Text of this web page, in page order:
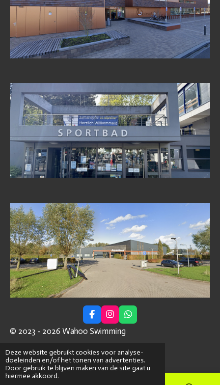
Deze website gebruikt cookies voor analyse-
doeleinden en/of het tonen van advertenties.
Door gebruik te blijven maken van de site gaat u
hiermee akkoord.
F
a
c
b
o
o
k
I
n
s
g
r
a
W
h
s
A
p
p
© 2023 - 2026 Wahoo Swimming